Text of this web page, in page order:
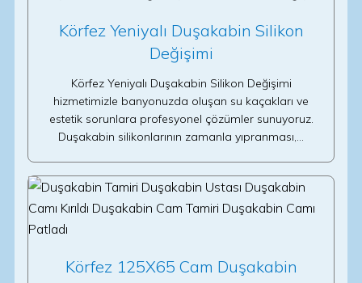
Körfez Yeniyalı Duşakabin Silikon
Değişimi
Körfez Yeniyalı Duşakabin Silikon Değişimi
hizmetimizle banyonuzda oluşan su kaçakları ve
estetik sorunlara profesyonel çözümler sunuyoruz.
Duşakabin silikonlarının zamanla yıpranması,…
Körfez 125X65 Cam Duşakabin